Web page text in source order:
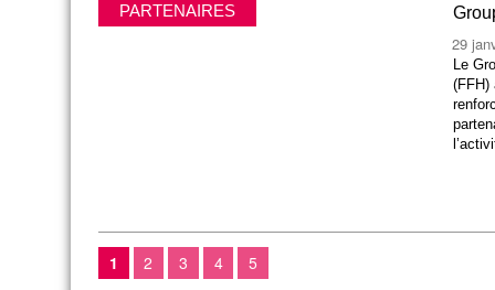
PARTENAIRES
29
Le
(FFH)
1 2 3 4 5